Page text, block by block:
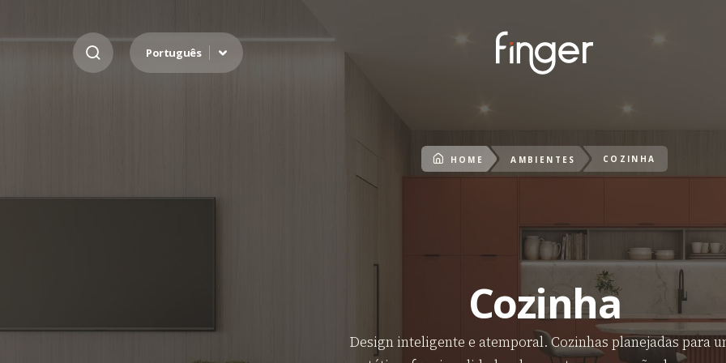
Ir para o conteúdo
Português
HOME AMBIENTES COZINHA
Cozinha
Design inteligente e atemporal. Cozinhas planejadas para